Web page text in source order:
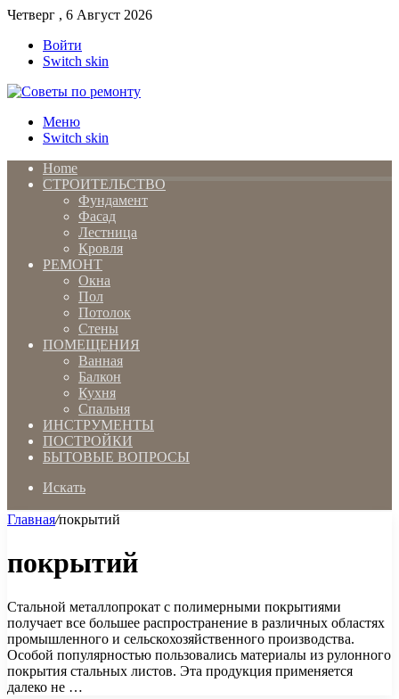
Четверг , 6 Август 2026
Войти
Switch skin
Меню
Switch skin
Home
СТРОИТЕЛЬСТВО
Фундамент
Фасад
Лестница
Кровля
РЕМОНТ
Окна
Пол
Потолок
Стены
ПОМЕЩЕНИЯ
Ванная
Балкон
Кухня
Спальня
ИНСТРУМЕНТЫ
ПОСТРОЙКИ
БЫТОВЫЕ ВОПРОСЫ
Искать
Главная/покрытий
покрытий
Стальной металлопрокат с полимерными покрытиями
получает все большее распространение в различных областях
промышленного и сельскохозяйственного производства.
Особой популярностью пользовались материалы из рулонного
покрытия стальных листов. Эта продукция применяется
далеко не …